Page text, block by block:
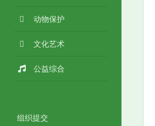
动物保护
文化艺术
公益综合
组织提交